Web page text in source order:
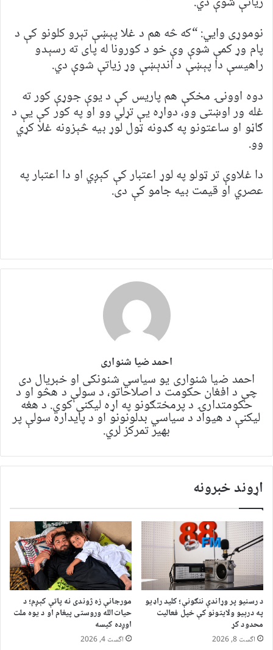
نوموړی وايي: “که څه هم د غلا پېښې تېرو کلونو کې د
پام وړ کمې شوې وې خو د کورونا له پای ته رسېدو
راهیسې دا پېښې د اندېښې وړ زیاتې شوې دي.
دوه اوونۍ مخکې هم پاریس کې د یوې جوړې کور ته
غله ور اوښتی وو، دواړه یې تړلي وو او په کور کې یې د
ګاڼو او ساعتونو په ګډونه ټول لوړ بیه څېزونه غلا کړي
وو.
دا غلاوې تر ټولو په لوړ اعتبار کې کېږي او دا اعتبار په
عصري او قیمت بیه جامو کې دی.
احمد ضیا شنواری
احمد ضیا شنواری یو سياسي شنونکی او خبریال دی
چې د افغان حکومت د اصلاحاتو، د سولې د هڅو او د
حکومتدارۍ د پرمختګونو په اړه لیکنې کوي. د هغه
لیکنې د هیواد د سیاسي بدلونونو او د پایداره سولې پر
بهیر تمرکز لري.
اړوند خبرونه
د رسنیو پر وړاندې ننګونې؛ کلید راډیو
په درېیو ولایتونو کې خپل فعالیت
محدود کړ
اگست 8, 2026
مورجانې زه ژوندی نه پاتې کېږم؛ د
حیات‌الله وروستی پیغام او د یوه ملت
اوږده کیسه
اگست 4, 2026